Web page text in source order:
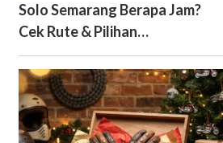
Solo Semarang Berapa Jam?
Cek Rute & Pilihan
Transportasinya